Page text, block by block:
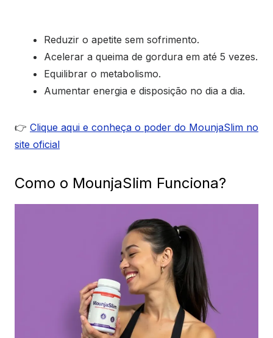
Reduzir o apetite sem sofrimento.
Acelerar a queima de gordura em até 5 vezes.
Equilibrar o metabolismo.
Aumentar energia e disposição no dia a dia.
👉 Clique aqui e conheça o poder do MounjaSlim no
site oficial
Como o MounjaSlim Funciona?